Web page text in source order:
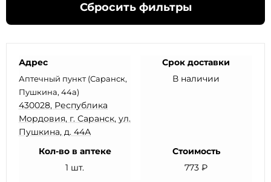
Сбросить фильтры
Адрес
Аптечный пункт (Саранск,
Пушкина, 44а)
430028, Республика
Мордовия, г. Саранск, ул.
Пушкина, д. 44А
Срок доставки
В наличии
Кол-во в аптеке
1 шт.
Стоимость
773 ₽